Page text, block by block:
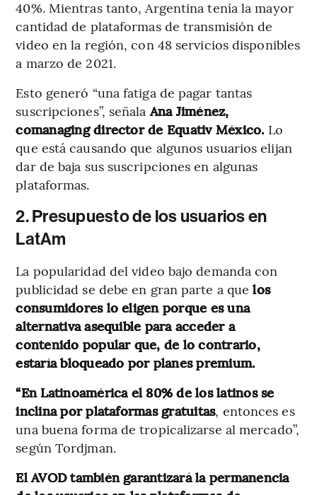
40%. Mientras tanto, Argentina tenía la mayor
cantidad de plataformas de transmisión de
video en la región, con 48 servicios disponibles
a marzo de 2021.
Esto generó “una fatiga de pagar tantas
suscripciones”, señalaAna Jiménez,
comanaging director de Equativ México. Lo
que está causando que algunos usuarios elijan
dar de baja sus suscripciones en algunas
plataformas.
2. Presupuesto de los usuarios en
LatAm
La popularidad del video bajo demanda con
publicidad se debe en gran parte a quelos
consumidores lo eligen porque es una
alternativa asequible para acceder a
contenido popular que, de lo contrario,
estaría bloqueado por planes premium.
“En Latinoamérica el 80% de los latinos se
inclina por plataformas gratuitas, entonces es
una buena forma de tropicalizarse al mercado”,
según Tordjman.
El AVOD también garantizará la permanencia